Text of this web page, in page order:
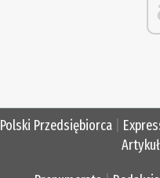
Polski Przedsiębiorca